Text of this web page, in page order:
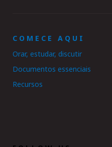
COMECE AQUI
Orar, estudar, discutir
Documentos essenciais
Recursos